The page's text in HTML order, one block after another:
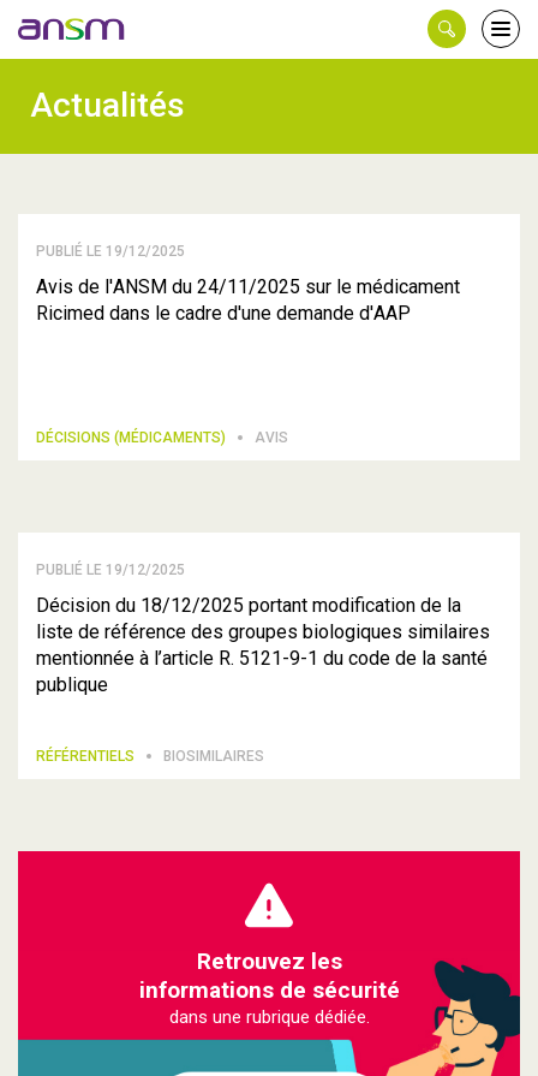
le
Actualités
PUBLIÉ LE 19/12/2025
Avis de l'ANSM du 24/11/2025 sur le médicament
Ricimed dans le cadre d'une demande d'AAP
DÉCISIONS (MÉDICAMENTS) AVIS
PUBLIÉ LE 19/12/2025
Décision du 18/12/2025 portant modification de la
liste de référence des groupes biologiques similaires
mentionnée à l’article R. 5121-9-1 du code de la santé
publique
RÉFÉRENTIELS BIOSIMILAIRES
Retrouvez les
informations de sécurité
dans une rubrique dédiée.